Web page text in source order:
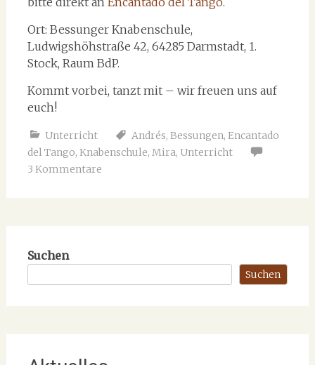
Ort: Bessunger Knabenschule,
Ludwigshöhstraße 42, 64285 Darmstadt, 1.
Stock, Raum BdP.
Kommt vorbei, tanzt mit – wir freuen uns auf
euch!
Unterricht Andrés, Bessungen, Encantado
del Tango, Knabenschule, Mira, Unterricht
3 Kommentare
Suchen
Suchen